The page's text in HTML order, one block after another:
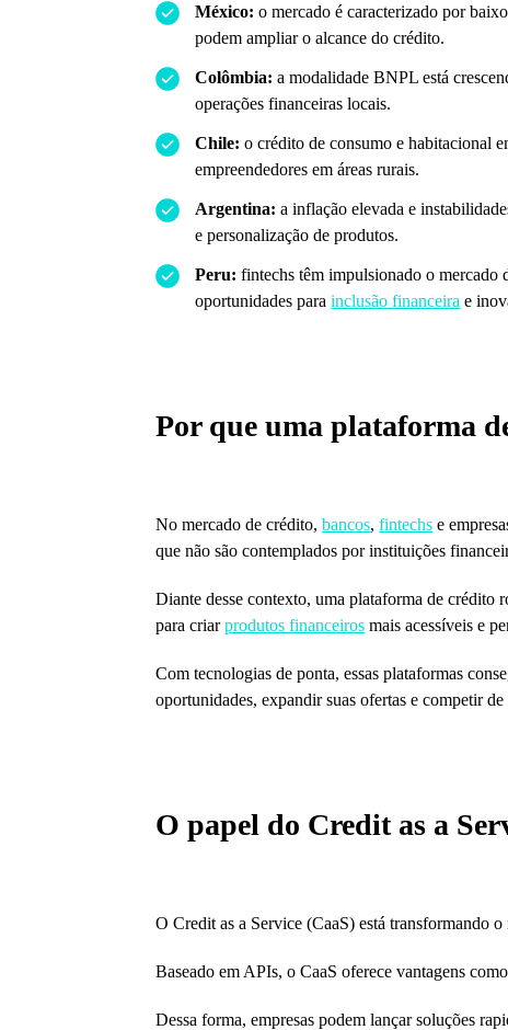
México: o mercado é caracterizado por
podem ampliar o alcance do crédito.
Colômbia: a modalidade BNPL está
operações financeiras locais.
Chile: o crédito de consumo e habitacional
empreendedores em áreas rurais.
Argentina: a inflação elevada e
e personalização de produtos.
Peru: fintechs têm impulsionado o mercado
oportunidades parainclusão financeira e
Por que uma plataforma
No mercado de crédito,bancos,fintechs e
que não são contemplados por instituições
Diante desse contexto, uma plataforma de crédito
para criarprodutos financeiros mais acessíveis e
Com tecnologias de ponta, essas plataformas
oportunidades, expandir suas ofertas e competir
O papel do Credit as a
O Credit as a Service (CaaS) está transformando
Baseado em APIs, o CaaS oferece vantagens como
Dessa forma, empresas podem lançar soluções